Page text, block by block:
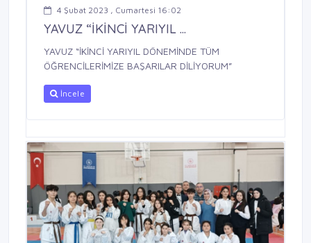
4 Şubat 2023 , Cumartesi 16:02
YAVUZ “İKİNCİ YARIYIL ...
YAVUZ “İKİNCİ YARIYIL DÖNEMİNDE TÜM
ÖĞRENCİLERİMİZE BAŞARILAR DİLİYORUM”
İncele